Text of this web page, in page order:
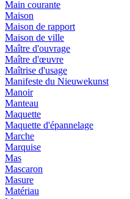
Main courante
Maison
Maison de rapport
Maison de ville
Maître d'ouvrage
Maître d'œuvre
Maîtrise d'usage
Manifeste du Nieuwekunst
Manoir
Manteau
Maquette
Maquette d'épannelage
Marche
Marquise
Mas
Mascaron
Masure
Matériau